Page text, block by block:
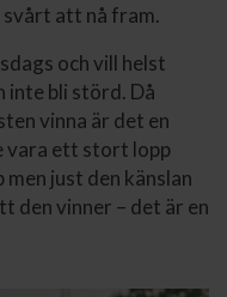
svårt att nå fram.
och vill helst
inte bli störd. Då
vinna är det en
vara ett stort lopp
just den känslan
den vinner – det är en